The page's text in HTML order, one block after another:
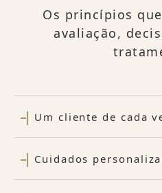
Os princípios
avaliação,
Um cliente de cada
Cuidados